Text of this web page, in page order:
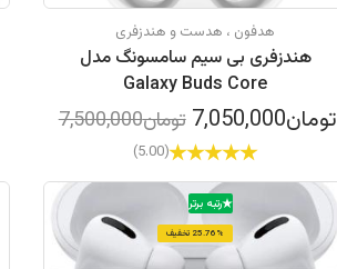
هدفون ، هدست و هندزفری
هندزفری بی سیم سامسونگ مدل
Galaxy Buds Core
تومان7,050,000 تومان7,500,000
(5.00)
رتبه برتر
25.76% تخفیف